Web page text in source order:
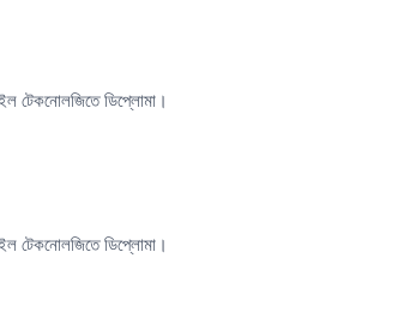
টেকনোলজিতে ডিপ্লোমা।
টেকনোলজিতে ডিপ্লোমা।